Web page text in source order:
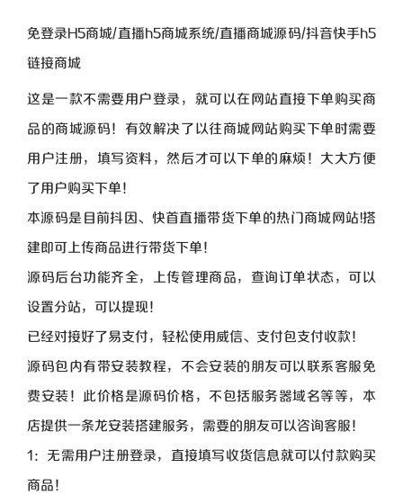
免登录H5商城/直播h5商城系统/直播商城源码/抖音快手h5
链接商城
这是一款不需要用户登录，就可以在网站直接下单购买商
品的商城源码！有效解决了以往商城网站购买下单时需要
用户注册，填写资料，然后才可以下单的麻烦！大大方便
了用户购买下单！
本源码是目前抖因、快首直播带货下单的热门商城网站!搭
建即可上传商品进行带货下单！
源码后台功能齐全，上传管理商品，查询订单状态，可以
设置分站，可以提现！
已经对接好了易支付，轻松使用威信、支付包支付收款！
源码包内有带安装教程，不会安装的朋友可以联系客服免
费安装！此价格是源码价格，不包括服务器域名等等，本
店提供一条龙安装搭建服务，需要的朋友可以咨询客服！
1：无需用户注册登录，直接填写收货信息就可以付款购买
商品！